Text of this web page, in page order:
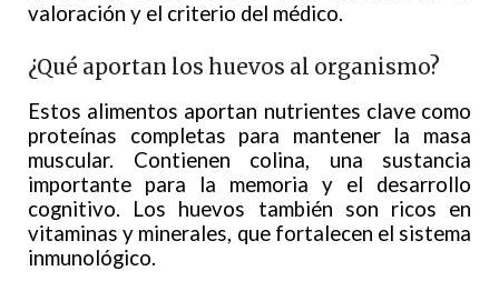
valoración y el criterio del médico.
¿Qué aportan los huevos al organismo?
Estos alimentos aportan nutrientes clave como
proteínas completas para mantener la masa
muscular. Contienen colina, una sustancia
importante para la memoria y el desarrollo
cognitivo. Los huevos también son ricos en
vitaminas y minerales, que fortalecen el sistema
inmunológico.